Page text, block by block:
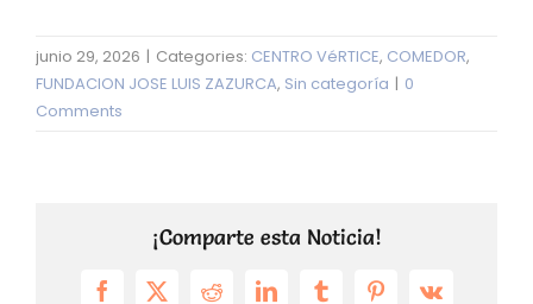
junio 29, 2026 | Categories: CENTRO VéRTICE, COMEDOR,
FUNDACION JOSE LUIS ZAZURCA, Sin categoría | 0
Comments
¡Comparte esta Noticia!